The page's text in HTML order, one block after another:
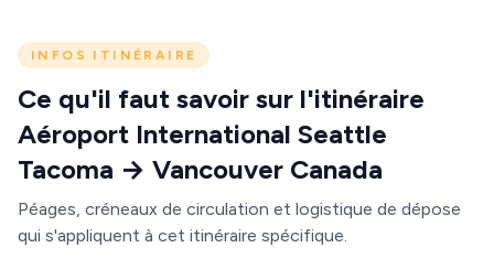
INFOS ITINÉRAIRE
Ce qu'il faut savoir sur l'itinéraire
Aéroport International Seattle
Tacoma → Vancouver Canada
Péages, créneaux de circulation et logistique de dépose
qui s'appliquent à cet itinéraire spécifique.